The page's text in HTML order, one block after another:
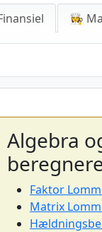
👩‍🍳
Algebra
Faktor
Matrix